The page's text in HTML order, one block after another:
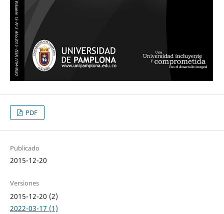
PDF
Publicado
2015-12-20
Versiones
2015-12-20 (2)
2022-03-17 (1)